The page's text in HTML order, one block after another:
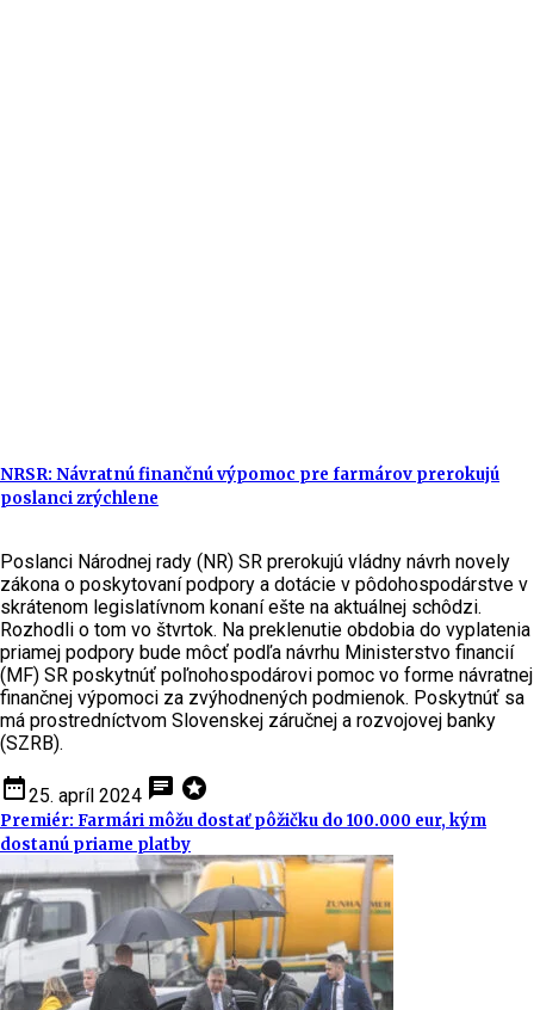
NRSR: Návratnú finančnú výpomoc pre farmárov prerokujú
poslanci zrýchlene
Poslanci Národnej rady (NR) SR prerokujú vládny návrh novely
zákona o poskytovaní podpory a dotácie v pôdohospodárstve v
skrátenom legislatívnom konaní ešte na aktuálnej schôdzi.
Rozhodli o tom vo štvrtok. Na preklenutie obdobia do vyplatenia
priamej podpory bude môcť podľa návrhu Ministerstvo financií
(MF) SR poskytnúť poľnohospodárovi pomoc vo forme návratnej
finančnej výpomoci za zvýhodnených podmienok. Poskytnúť sa
má prostredníctvom Slovenskej záručnej a rozvojovej banky
(SZRB).
date_range25. apríl 2024 chat stars
Premiér: Farmári môžu dostať pôžičku do 100.000 eur, kým
dostanú priame platby